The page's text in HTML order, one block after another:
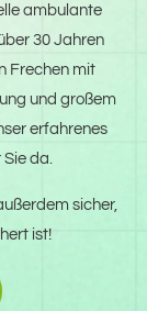
ambulante
30 Jahren
Frechen mit
und großem
erfahrenes
Sie da.
sicher,
ist!